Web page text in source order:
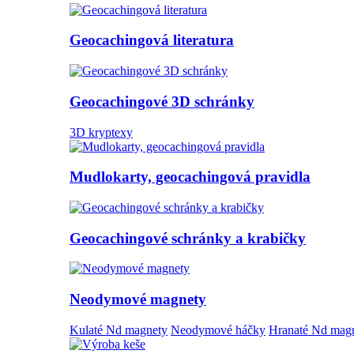
Geocachingová literatura
Geocachingové 3D schránky
3D kryptexy
Mudlokarty, geocachingová pravidla
Geocachingové schránky a krabičky
Neodymové magnety
Kulaté Nd magnety Neodymové háčky Hranaté Nd